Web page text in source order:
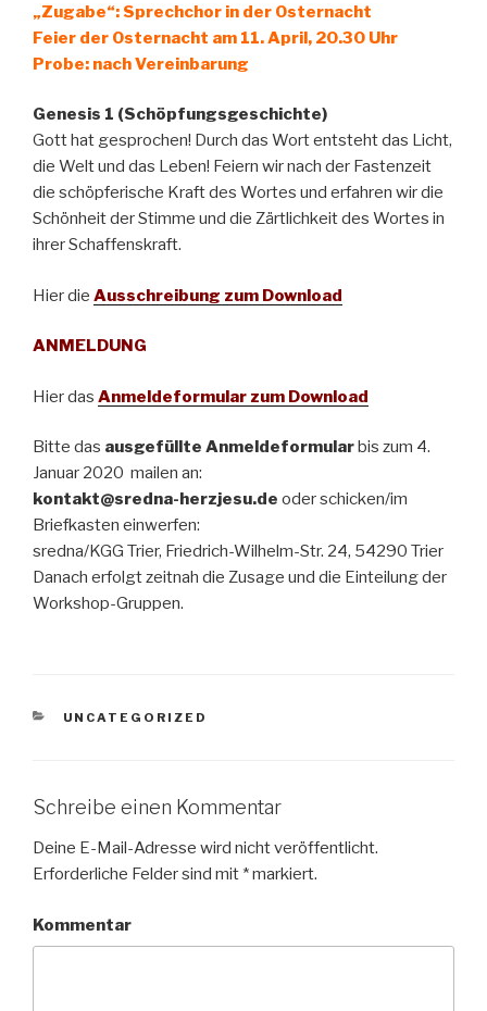
„Zugabe“: Sprechchor in der Osternacht
Feier der Osternacht am 11. April, 20.30 Uhr
Probe: nach Vereinbarung
Genesis 1 (Schöpfungsgeschichte)
Gott hat gesprochen! Durch das Wort entsteht das Licht,
die Welt und das Leben! Feiern wir nach der Fastenzeit
die schöpferische Kraft des Wortes und erfahren wir die
Schönheit der Stimme und die Zärtlichkeit des Wortes in
ihrer Schaffenskraft.
Hier die Ausschreibung zum Download
ANMELDUNG
Hier das Anmeldeformular zum Download
Bitte das ausgefüllte Anmeldeformular bis zum 4.
Januar 2020 mailen an:
kontakt@sredna-herzjesu.de oder schicken/im
Briefkasten einwerfen:
sredna/KGG Trier, Friedrich-Wilhelm-Str. 24, 54290 Trier
Danach erfolgt zeitnah die Zusage und die Einteilung der
Workshop-Gruppen.
KATEGORIEN
UNCATEGORIZED
Schreibe einen Kommentar
Deine E-Mail-Adresse wird nicht veröffentlicht.
Erforderliche Felder sind mit *markiert.
Kommentar